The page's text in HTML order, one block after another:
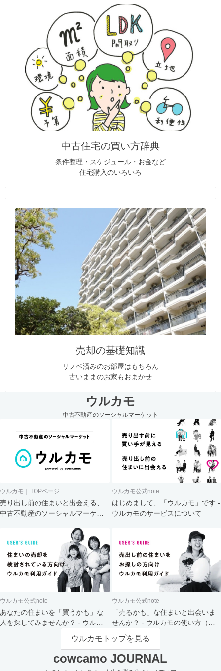
中古住宅の買い方辞典
条件整理・スケジュール・お金など
住宅購入のいろいろ
売却の基礎知識
リノベ済みのお部屋はもちろん
古いままのお家もおまかせ
ウルカモ
中古不動産のソーシャルマーケット
ウルカモ｜TOPページ
売り出し前の住まいと出会える、
中古不動産のソーシャルマーケッ
ウルカモ公式note
はじめまして、「ウルカモ」です -
ウルカモのサービスについて
ウルカモ公式note
あなたの住まいを「買うかも」な
人を探してみませんか？ - ウルカ
ウルカモ公式note
「売るかも」な住まいと出会いま
せんか？ - ウルカモの使い方（買
主さま向け）
ウルカモトップを見る
cowcamo JOURNAL